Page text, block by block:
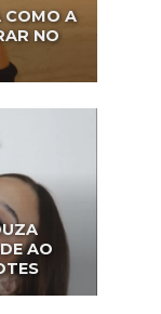
COMO A
NO
AO